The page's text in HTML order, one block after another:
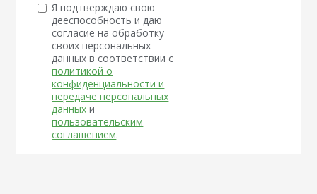
Я подтверждаю свою
дееспособность и даю
согласие на обработку
своих персональных
данных в соответствии с
политикой о
конфиденциальности и
передаче персональных
данных и
пользовательским
соглашением.